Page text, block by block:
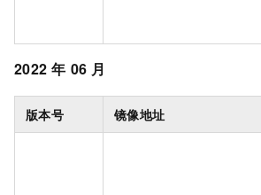
2022 年 06 月
版本号 镜像地址